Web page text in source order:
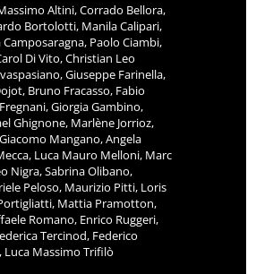
Altini, Corrado Bellora,
Bortolotti, Manila Calipari,
Paolo Ciambi,
Di Vito, Christian Leo
Giuseppe Farinella,
Bruno Fracasso, Fabio
Giorgia Gambino,
Ghignone, Marlène Jorrioz,
Mangano, Angela
Luca Mauro Melloni, Marc
Nigra, Sabrina Olibano,
Peloso, Maurizio Pitti, Loris
Mattia Pramotton,
Romano, Enrico Ruggeri,
Tercinod, Federico
Massimo Trifilò